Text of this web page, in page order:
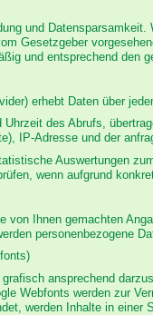
und
Gesetzgeber
und entsprechend den
erhebt Daten über
des Abrufs,
IP-Adresse und der
Auswertungen
wenn aufgrund
Ihnen gemachten
personenbezogene
ansprechend
Webfonts werden zur
werden Inhalte in einer